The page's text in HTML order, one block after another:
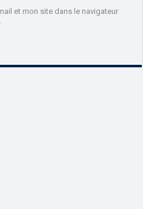
et mon site dans le navigateur